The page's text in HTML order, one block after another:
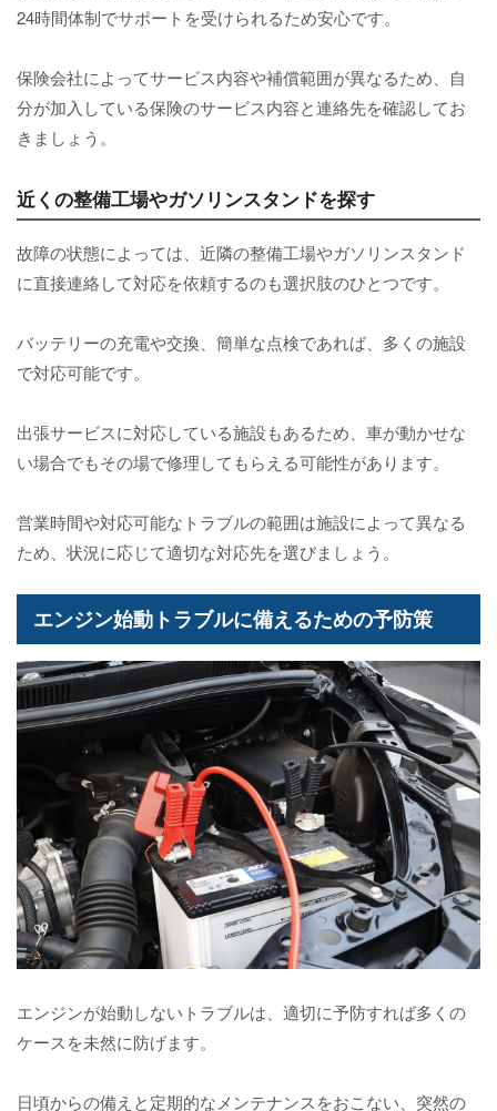
24時間体制でサポートを受けられるため安心です。
保険会社によってサービス内容や補償範囲が異なるため、自
分が加入している保険のサービス内容と連絡先を確認してお
きましょう。
近くの整備工場やガソリンスタンドを探す
故障の状態によっては、近隣の整備工場やガソリンスタンド
に直接連絡して対応を依頼するのも選択肢のひとつです。
バッテリーの充電や交換、簡単な点検であれば、多くの施設
で対応可能です。
出張サービスに対応している施設もあるため、車が動かせな
い場合でもその場で修理してもらえる可能性があります。
営業時間や対応可能なトラブルの範囲は施設によって異なる
ため、状況に応じて適切な対応先を選びましょう。
エンジン始動トラブルに備えるための予防策
エンジンが始動しないトラブルは、適切に予防すれば多くの
ケースを未然に防げます。
日頃からの備えと定期的なメンテナンスをおこない、突然の